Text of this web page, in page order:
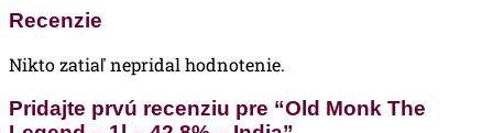
Recenzie
Nikto zatiaľ nepridal hodnotenie.
Pridajte prvú recenziu pre “Old Monk The